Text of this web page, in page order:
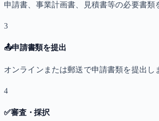
申請書、事業計画書、見積書等の必要書類
3
📤申請書類を提出
オンラインまたは郵送で申請書類を提出し
4
✅審査・採択